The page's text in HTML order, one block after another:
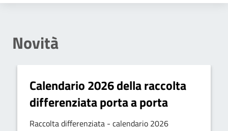
Novità
Calendario 2026 della raccolta
differenziata porta a porta
Raccolta differenziata - calendario 2026